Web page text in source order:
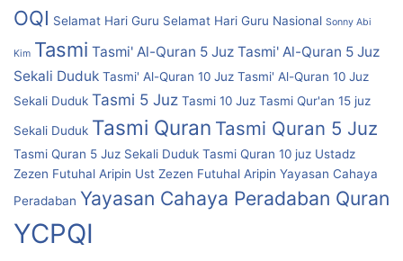
OQI Selamat Hari Guru Selamat Hari Guru Nasional Sonny Abi
Kim Tasmi Tasmi' Al-Quran 5 Juz Tasmi' Al-Quran 5 Juz
Sekali Duduk Tasmi' Al-Quran 10 Juz Tasmi' Al-Quran 10 Juz
Sekali Duduk Tasmi 5 Juz Tasmi 10 Juz Tasmi Qur'an 15 juz
Sekali Duduk Tasmi Quran Tasmi Quran 5 Juz
Tasmi Quran 5 Juz Sekali Duduk Tasmi Quran 10 juz Ustadz
Zezen Futuhal Aripin Ust Zezen Futuhal Aripin Yayasan Cahaya
Peradaban Yayasan Cahaya Peradaban Quran
YCPQI